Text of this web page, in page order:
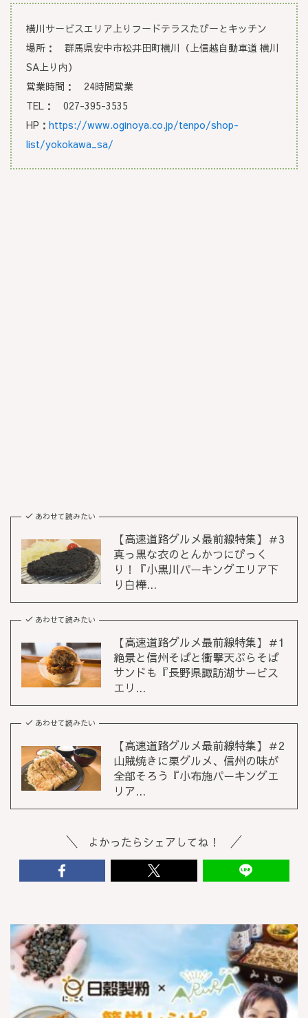
横川サービスエリア上りフードテラスたびーとキッチン
場所： 群馬県安中市松井田町横川（上信越自動車道 横川
SA上り内）
営業時間： 24時間営業
TEL： 027-395-3535
HP： https://www.oginoya.co.jp/tenpo/shop-
list/yokokawa_sa/
あわせて読みたい
【高速道路グルメ最前線特集】＃3
真っ黒な衣のとんかつにびっく
り！『小黒川パーキングエリア下
り白樺...
あわせて読みたい
【高速道路グルメ最前線特集】＃1
絶景と信州そばと衝撃天ぷらそば
サンドも『長野県諏訪湖サービス
エリ...
あわせて読みたい
【高速道路グルメ最前線特集】＃2
山賊焼きに栗グルメ、信州の味が
全部そろう『小布施パーキングエ
リア...
よかったらシェアしてね！